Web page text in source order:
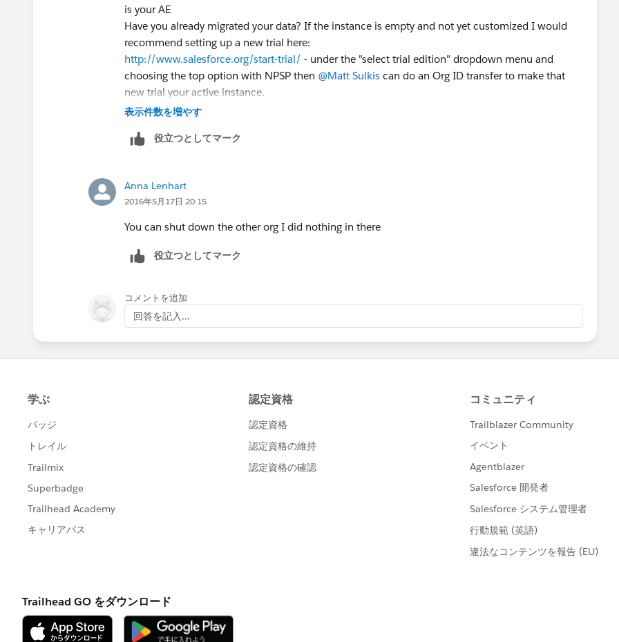
is your AE
Have you already migrated your data? If the instance is empty and not yet customized I would
recommend setting up a new trial here:
http://www.salesforce.org/start-trial/ - under the "select trial edition" dropdown menu and
choosing the top option with NPSP then @Matt Sulkis can do an Org ID transfer to make that
new trial your active instance.
表示件数を増やす
役立つとしてマーク
Anna Lenhart
2016年5月17日 20:15
You can shut down the other org I did nothing in there
役立つとしてマーク
コメントを追加
回答を記入...